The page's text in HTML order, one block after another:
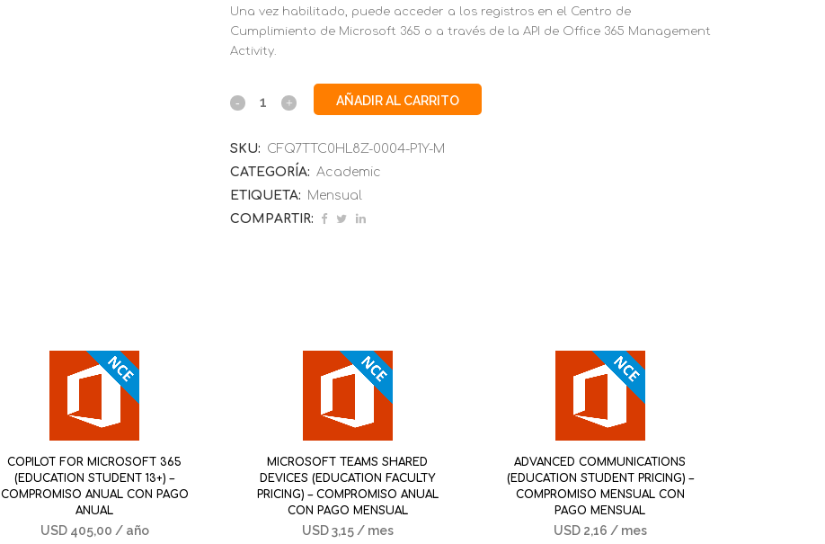
Una vez habilitado, puede acceder a los registros en el Centro de
Cumplimiento de Microsoft 365 o a través de la API de Office 365 Management
Activity.
AÑADIR AL CARRITO
SKU: CFQ7TTC0HL8Z-0004-P1Y-M
CATEGORÍA: Academic
ETIQUETA: Mensual
COMPARTIR:
COPILOT FOR MICROSOFT 365
(EDUCATION STUDENT 13+) –
COMPROMISO ANUAL CON PAGO
ANUAL
USD 405,00 / año
MICROSOFT TEAMS SHARED
DEVICES (EDUCATION FACULTY
PRICING) – COMPROMISO ANUAL
CON PAGO MENSUAL
USD3,15 / mes
ADVANCED COMMUNICATIONS
(EDUCATION STUDENT PRICING) –
COMPROMISO MENSUAL CON
PAGO MENSUAL
USD 2,16 / mes